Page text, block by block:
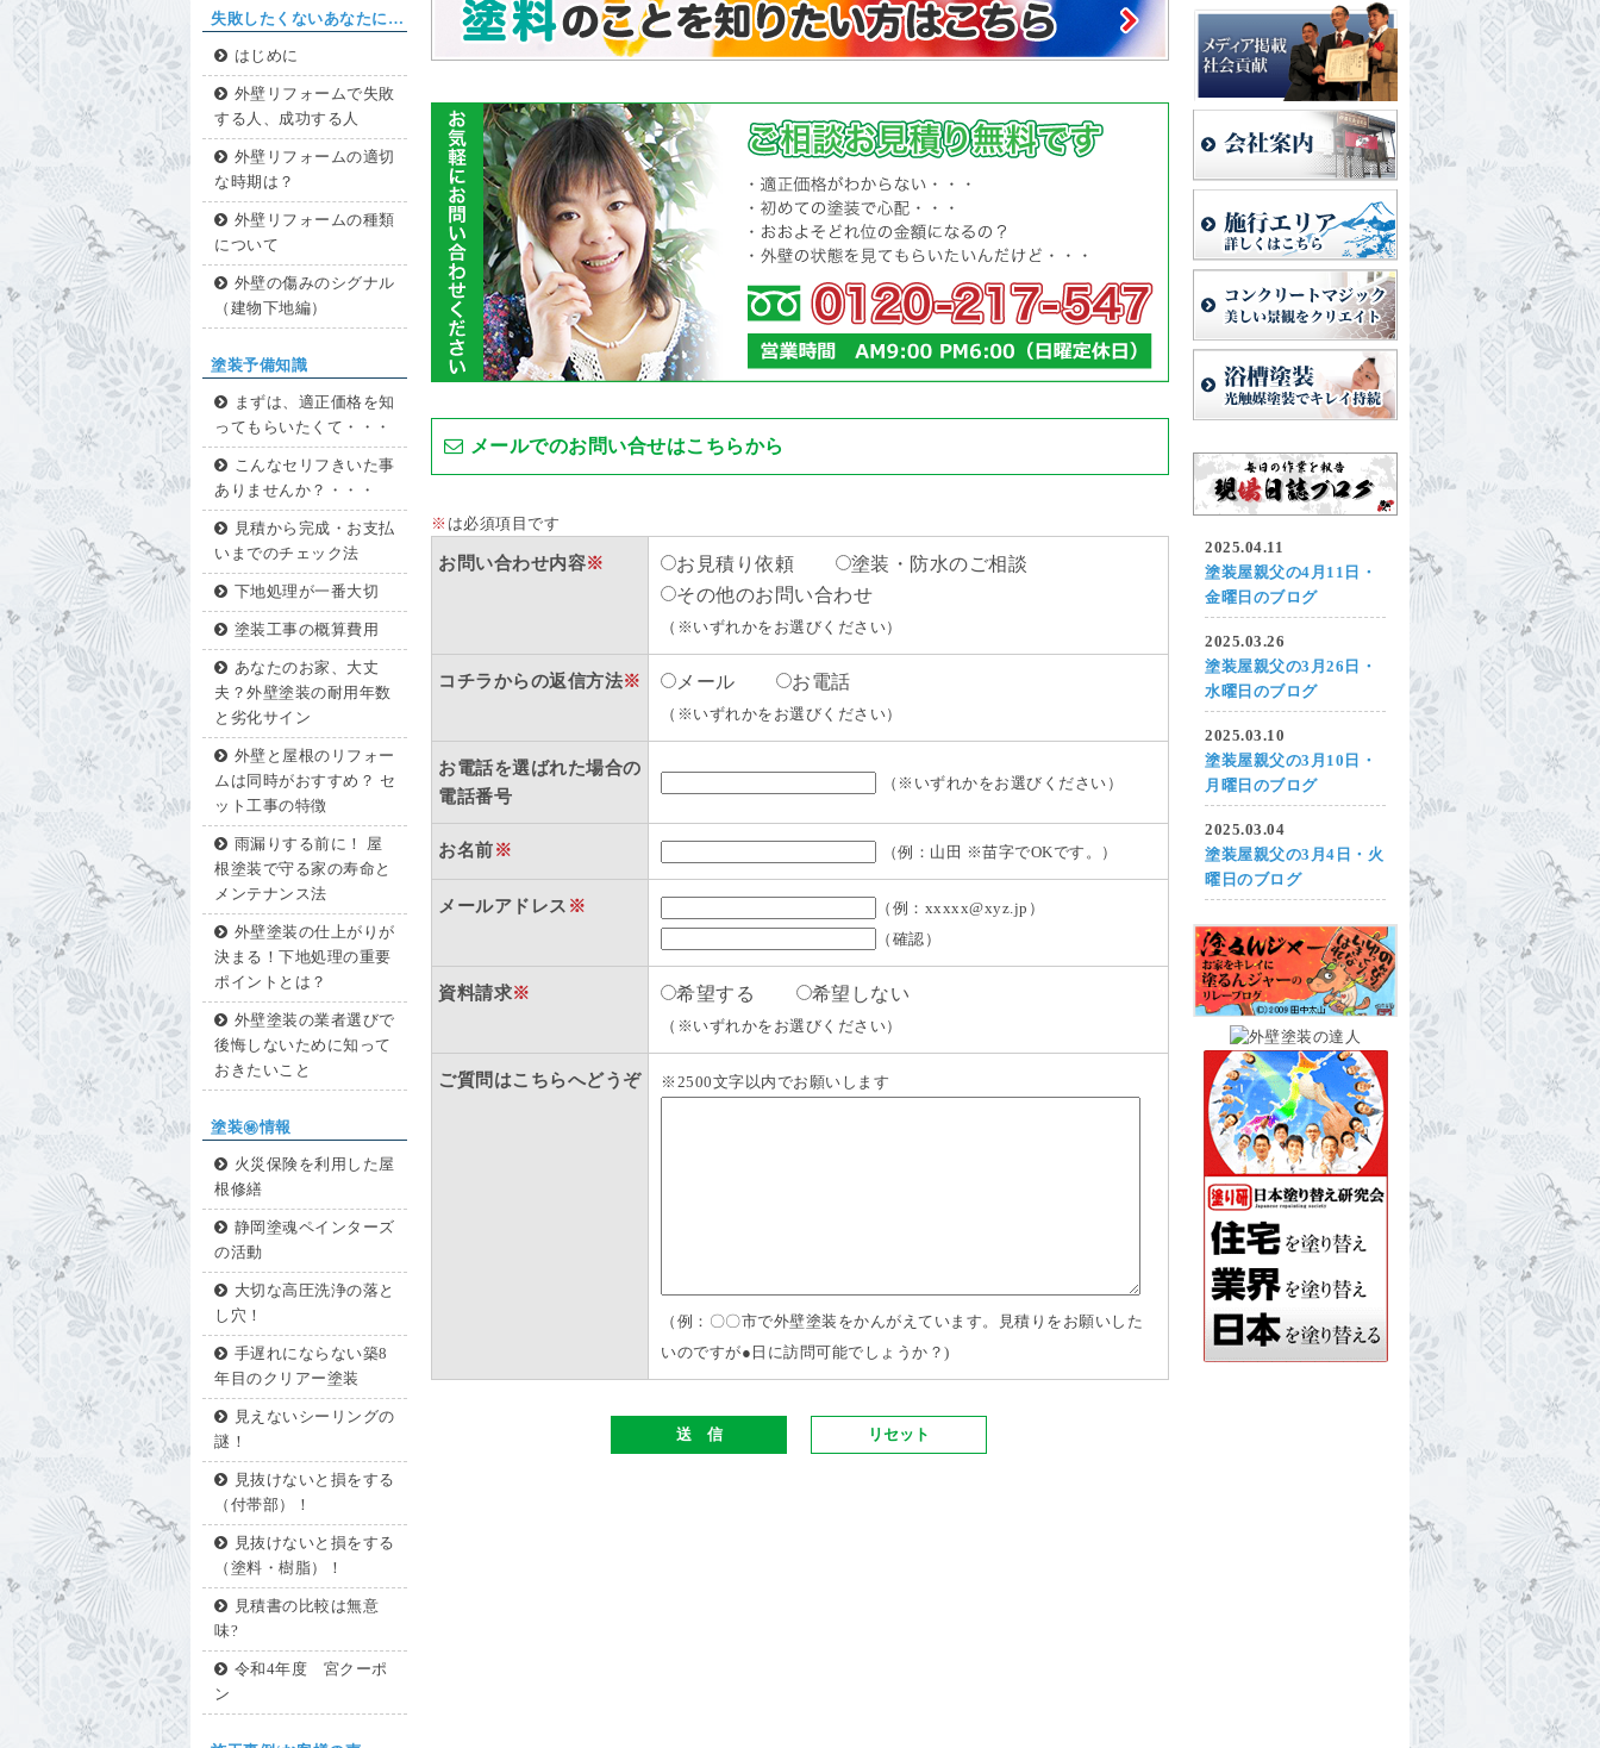
失敗したくないあなたに…
はじめに
外壁リフォームで失敗
する人、成功する人
外壁リフォームの適切
な時期は？
外壁リフォームの種類
について
外壁の傷みのシグナル
（建物下地編）
塗装予備知識
まずは、適正価格を知
ってもらいたくて・・・
こんなセリフきいた事
ありませんか？・・・
見積から完成・お支払
いまでのチェック法
下地処理が一番大切
塗装工事の概算費用
あなたのお家、大丈
夫？外壁塗装の耐用年数
と劣化サイン
外壁と屋根のリフォー
ムは同時がおすすめ？ セ
ット工事の特徴
雨漏りする前に！ 屋
根塗装で守る家の寿命と
メンテナンス法
外壁塗装の仕上がりが
決まる！下地処理の重要
ポイントとは？
外壁塗装の業者選びで
後悔しないために知って
おきたいこと
塗装㊙情報
火災保険を利用した屋
根修繕
静岡塗魂ペインターズ
の活動
大切な高圧洗浄の落と
し穴！
手遅れにならない築8
年目のクリアー塗装
見えないシーリングの
謎！
見抜けないと損をする
（付帯部）！
見抜けないと損をする
（塗料・樹脂）！
見積書の比較は無意
味?
令和4年度 宮クーポ
ン
メールでのお問い合せはこちらから
※ は必須項目です
お問い合わせ内容※ お見積り依頼
塗装・防水のご相談
その他のお問い合わせ
（※いずれかをお選びください）
コチラからの返信方法※ メール お電話
（※いずれかをお選びください）
お電話を選ばれた場合の
電話番号
（※いずれかをお選びください）
お名前※ （例：山田 ※苗字でOKです。）
メールアドレス ※
（例：xxxxx@xyz.jp）
（確認）
資料請求※ 希望する 希望しない
（※いずれかをお選びください）
ご質問はこちらへどうぞ ※2500文字以内でお願いします
（例：〇〇市で外壁塗装をかんがえています。見積りをお願いした
いのですが●日に訪問可能でしょうか？)
2025.04.11
塗装屋親父の4月11日・
金曜日のブログ
2025.03.26
塗装屋親父の3月26日・
水曜日のブログ
2025.03.10
塗装屋親父の3月10日・
月曜日のブログ
2025.03.04
塗装屋親父の3月4日・火
曜日のブログ